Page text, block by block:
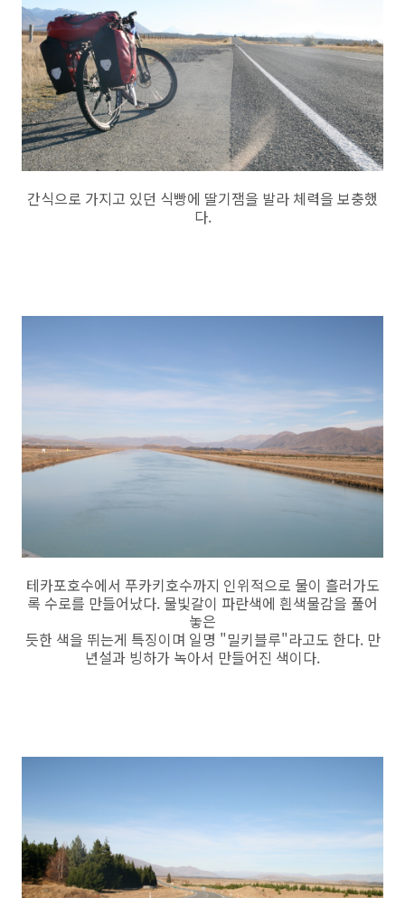
간식으로 가지고 있던 식빵에 딸기잼을 발라 체력을 보충했
다.
테카포호수에서 푸카키호수까지 인위적으로 물이 흘러가도
록 수로를 만들어났다. 물빛갈이 파란색에 흰색물감을 풀어
놓은
듯한 색을 뛰는게 특징이며 일명 "밀키블루"라고도 한다. 만
년설과 빙하가 녹아서 만들어진 색이다.